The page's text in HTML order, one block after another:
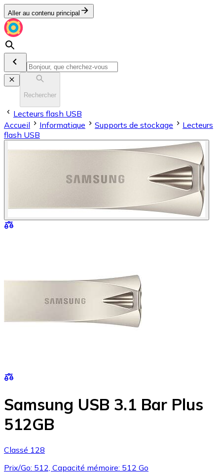
Aller au contenu principal
Rechercher
Lecteurs flash USB
Accueil
Informatique Supports de stockage
Lecteurs
flash USB
Samsung USB 3.1 Bar Plus
512GB
Classé 128
Prix/Go: 512, Capacité mémoire: 512 Go